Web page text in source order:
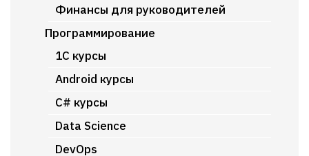
Финансы для руководителей
Программирование
1C курсы
Android курсы
C# курсы
Data Science
DevOps